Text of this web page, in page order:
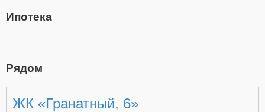
Ипотека
Рядом
ЖК «Гранатный, 6»